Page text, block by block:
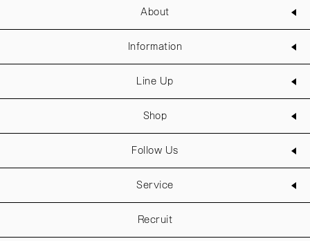
About
Information
Line Up
Shop
Follow Us
Service
Recruit